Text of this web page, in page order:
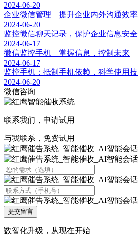
2024-06-20
企业微信管理：提升企业内外沟通效率
2024-06-20
监控微信聊天记录，保护企业信息安全
2024-06-17
微信监控手机：掌握信息，控制未来
2024-06-17
监控手机：抵制手机依赖，科学使用
2024-06-20
微信咨询
联系我们，申请试用
与我联系，免费试用
提交留言
数智化升级，从现在开始